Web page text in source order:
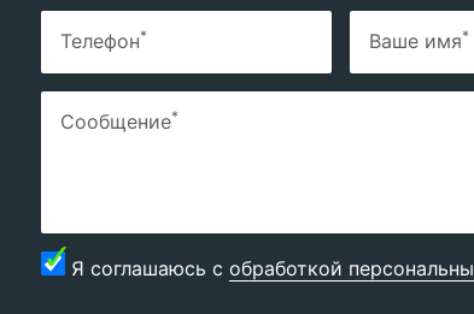
Телефон* Ваше имя*
Сообщение*
Я соглашаюсь с обработкой